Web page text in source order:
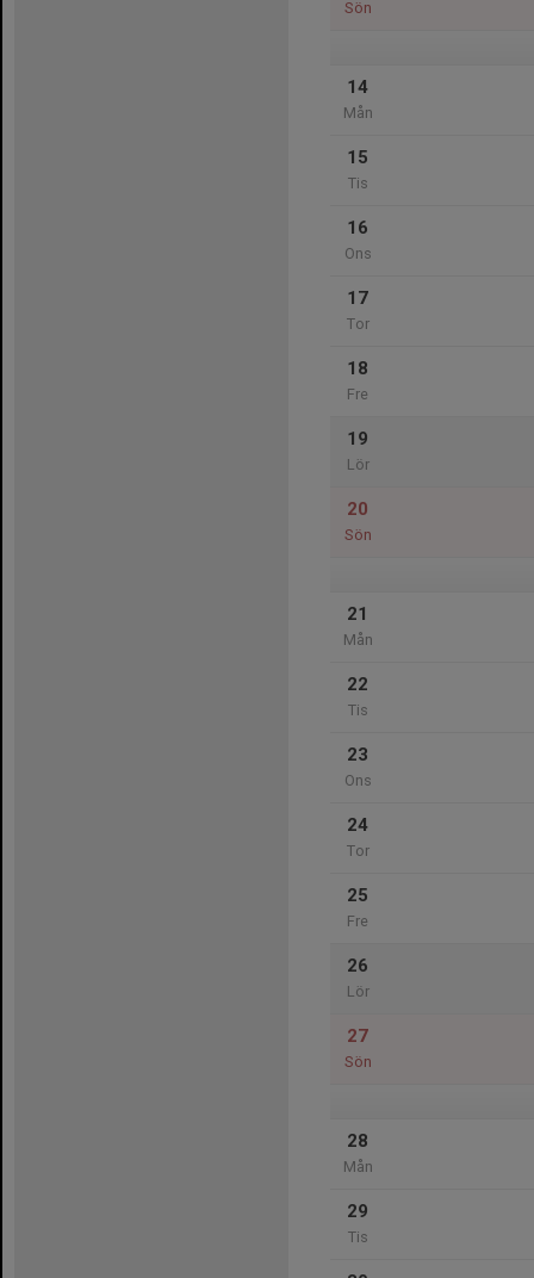
Sön
14
Mån
15
Tis
16
Ons
17
Tor
18
Fre
19
Lör
20
Sön
21
Mån
22
Tis
23
Ons
24
Tor
25
Fre
26
Lör
27
Sön
28
Mån
29
Tis